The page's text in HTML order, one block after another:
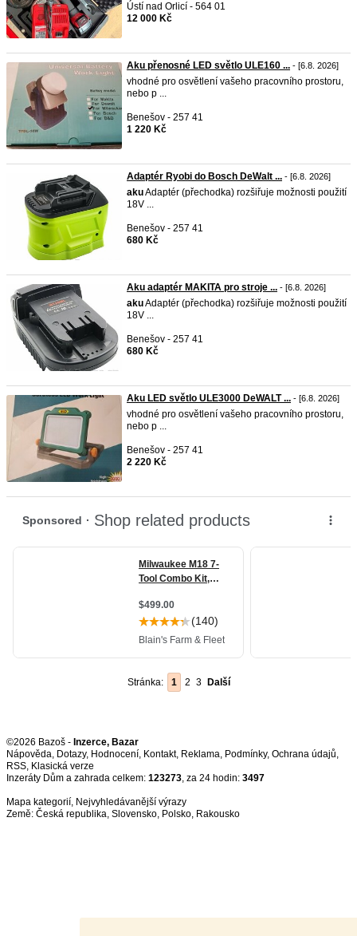
Ústí nad Orlicí - 564 01
12 000 Kč
Aku přenosné LED světlo ULE160 ... - [6.8. 2026]
vhodné pro osvětlení vašeho pracovního prostoru,
nebo p ...
Benešov - 257 41
1 220 Kč
Adaptér Ryobi do Bosch DeWalt ... - [6.8. 2026]
akuAdaptér (přechodka) rozšiřuje možnosti použití
18V ...
Benešov - 257 41
680 Kč
Aku adaptér MAKITA pro stroje ... - [6.8. 2026]
akuAdaptér (přechodka) rozšiřuje možnosti použití
18V ...
Benešov - 257 41
680 Kč
Aku LED světlo ULE3000 DeWALT ... - [6.8. 2026]
vhodné pro osvětlení vašeho pracovního prostoru,
nebo p ...
Benešov - 257 41
2 220 Kč
Stránka: 1 2 3 Další
©2026 Bazoš - Inzerce, Bazar
Nápověda, Dotazy, Hodnocení, Kontakt, Reklama, Podmínky, Ochrana údajů,
RSS,
Inzeráty Dům a zahrada celkem: 123273, za 24 hodin: 3497
Mapa kategorií, Nejvyhledávanější výrazy
Země: Česká republika, Slovensko, Polsko, Rakousko